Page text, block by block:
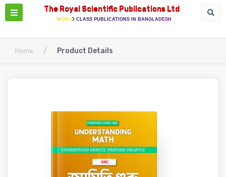
The Royal Scientific Publications Ltd
WORLD CLASS PUBLICATIONS IN BANGLADESH
Home / Product Details